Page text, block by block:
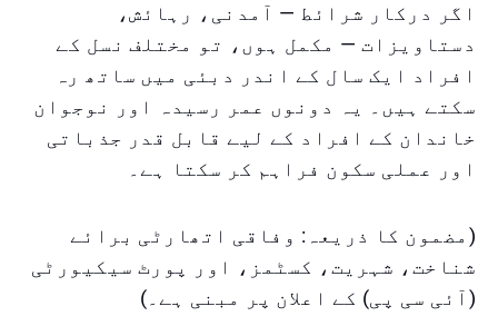
اگر درکار شرائط — آمدنی، رہائش،
دستاویزات — مکمل ہوں، تو مختلف نسل کے
افراد ایک سال کے اندر دبئی میں ساتھ رہ
سکتے ہیں۔ یہ دونوں عمر رسیدہ اور نوجوان
خاندان کے افراد کے لیے قابل قدر جذباتی
اور عملی سکون فراہم کر سکتا ہے۔
(مضمون کا ذریعہ: وفاقی اتھارٹی برائے
شناخت، شہریت، کسٹمز، اور پورٹ سیکیورٹی
(آئی سی پی) کے اعلان پر مبنی ہے۔)